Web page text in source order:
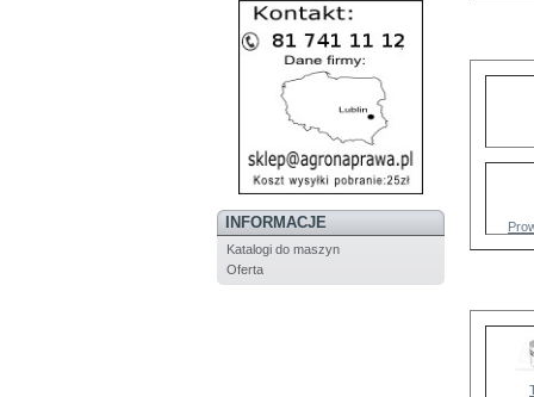
INFORMACJE
Katalogi do maszyn
Oferta